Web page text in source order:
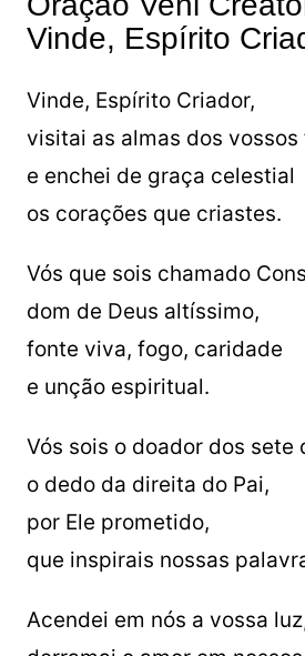
Vinde, Espírito
Vinde, Espírito Criador,
visitai as almas dos vossos
e enchei de graça celestial
os corações que criastes.
Vós que sois chamado
dom de Deus altíssimo,
fonte viva, fogo, caridade
e unção espiritual.
Vós sois o doador dos sete
o dedo da direita do Pai,
por Ele prometido,
que inspirais nossas
Acendei em nós a vossa